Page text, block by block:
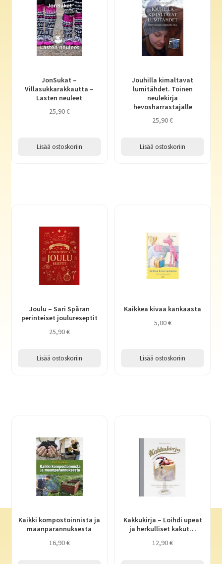
JonSukat –
Villasukkarakkautta –
Lasten neuleet
25,90€
Lisää ostoskoriin
Jouhilla kimaltavat
lumitähdet. Toinen
neulekirja
hevosharrastajalle
25,90€
Lisää ostoskoriin
Joulu – Sari Spåran
perinteiset joulureseptit
25,90€
Lisää ostoskoriin
Kaikkea kivaa kankaasta
5,00€
Lisää ostoskoriin
Kaikki kompostoinnista ja
maanparannuksesta
16,90€
Kakkukirja – Loihdi upeat
ja herkulliset kakut…
12,90€